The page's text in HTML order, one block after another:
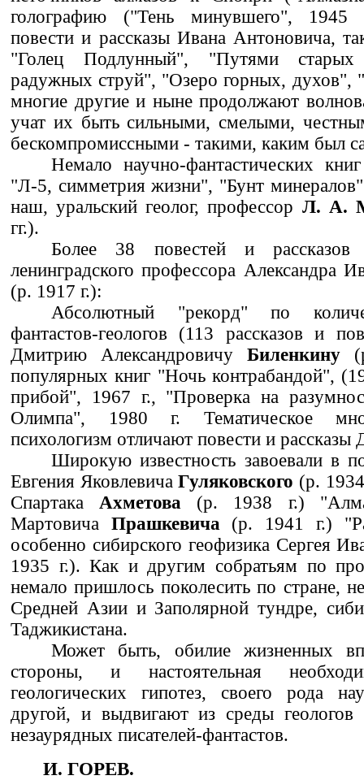
голографию ("Тень минувшего", 1945
повести и рассказы Ивана Антоновича,
"Голец Подлунный", "Путями старых
радужных струй", "Озеро горных, духов",
многие другие и ныне продолжают
учат их быть сильными, смелыми,
бескомпромиссными - такими, каким был
Немало научно-фантастических
"Л-5, симметрия жизни", "Бунт
наш, уральский геолог, профессор Л. А.
гг.).
Более 38 повестей и рассказов
ленинградского профессора Александра
(р. 1917 г.):
Абсолютный "рекорд" по
фантастов-геологов (113 рассказов и
Дмитрию Александровичу Биленкину
популярных книг "Ночь контрабандой",
прибой", 1967 г., "Проверка на
Олимпа", 1980 г. Тематическое
психологизм отличают повести и
Широкую известность завоевали в
Евгения ЯковлевичаГуляковского (р.
СпартакаАхметова (р. 1938 г.)
Мартовича Прашкевича(р. 1941 г.)
особенно сибирского геофизика Сергея
1935 г.). Как и другим собратьям по
немало пришлось поколесить по стране,
Средней Азии и Заполярной тундре,
Таджикистана.
Может быть, обилие жизненных
стороны, и настоятельная
геологических гипотез, своего рода
другой, и выдвигают из среды
незаурядных писателей-фантастов.
И. ГОРЕВ.